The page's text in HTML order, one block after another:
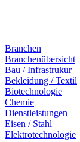
Branchen
Branchenübersicht
Bau / Infrastrukur
Bekleidung / Textil
Biotechnologie
Chemie
Dienstleistungen
Eisen / Stahl
Elektrotechnologie